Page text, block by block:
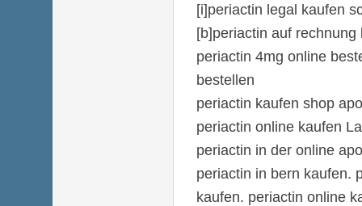
[i]periactin legal kaufen
[b]periactin auf rechnung
periactin 4mg online
bestellen
periactin kaufen shop
periactin online kaufen
periactin in der online
periactin in bern kaufen.
kaufen. periactin online